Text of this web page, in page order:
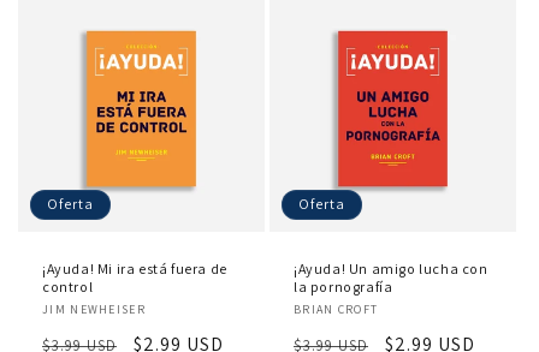
Oferta
¡Ayuda! Mi ira está fuera de
control
Proveedor:
JIM NEWHEISER
Precio
$3.99 USD
Precio
$2.99 USD
Oferta
¡Ayuda! Un amigo lucha con
la pornografía
Proveedor:
BRIAN CROFT
Precio
$3.99 USD
Precio
$2.99 USD